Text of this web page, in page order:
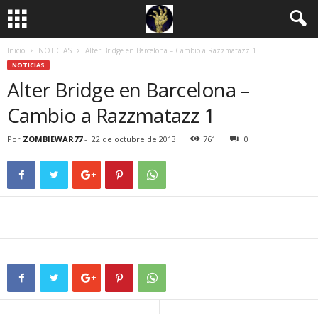
Inicio NOTICIAS Alter Bridge en Barcelona – Cambio a Razzmatazz 1
NOTICIAS
Alter Bridge en Barcelona –
Cambio a Razzmatazz 1
Por ZOMBIEWAR77- 22 de octubre de 2013 761 0